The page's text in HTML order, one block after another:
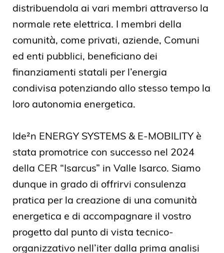
distribuendola ai vari membri attraverso la
normale rete elettrica. I membri della
comunità, come privati, aziende, Comuni
ed enti pubblici, beneficiano dei
finanziamenti statali per l’energia
condivisa potenziando allo stesso tempo la
loro autonomia energetica.
Ide²n ENERGY SYSTEMS & E-MOBILITY è
stata promotrice con successo nel 2024
della CER “Isarcus” in Valle Isarco. Siamo
dunque in grado di offrirvi consulenza
pratica per la creazione di una comunità
energetica e di accompagnare il vostro
progetto dal punto di vista tecnico-
organizzativo nell’iter dalla prima analisi